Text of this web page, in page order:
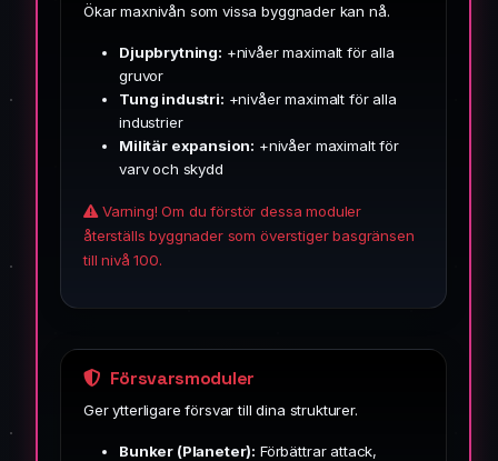
Ökar maxnivån som vissa byggnader kan nå.
Djupbrytning: +nivåer maximalt för alla
gruvor
Tung industri: +nivåer maximalt för alla
industrier
Militär expansion: +nivåer maximalt för
varv och skydd
Varning! Om du förstör dessa moduler
återställs byggnader som överstiger basgränsen
till nivå 100.
Försvarsmoduler
Ger ytterligare försvar till dina strukturer.
Bunker (Planeter): Förbättrar attack,